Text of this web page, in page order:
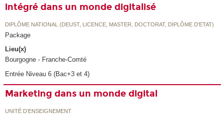
intégré dans un monde digitalisé
DIPLÔME NATIONAL (DEUST, LICENCE, MASTER, DOCTORAT, DIPLÔME D'ETAT)
Package
Lieu(x)
Bourgogne - Franche-Comté
Entrée Niveau 6 (Bac+3 et 4)
Marketing dans un monde digital
UNITÉ D’ENSEIGNEMENT